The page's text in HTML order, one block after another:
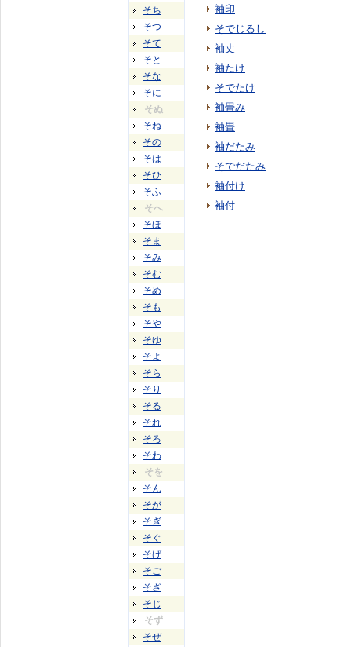
そち
そつ
そて
そと
そな
そに
そぬ
そね
その
そは
そひ
そふ
そへ
そほ
そま
そみ
そむ
そめ
そも
そや
そゆ
そよ
そら
そり
そる
それ
そろ
そわ
そを
そん
そが
そぎ
そぐ
そげ
そご
そざ
そじ
そず
そぜ
袖印
そでじるし
袖丈
袖たけ
そでたけ
袖畳み
袖畳
袖だたみ
そでだたみ
袖付け
袖付